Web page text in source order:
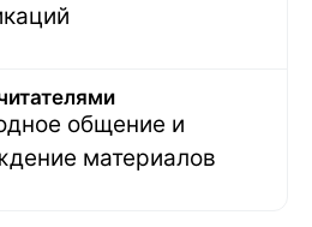
общение и
материалов